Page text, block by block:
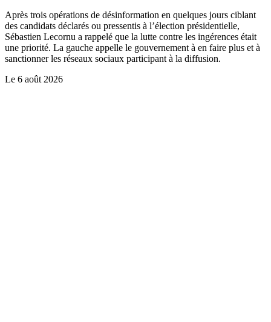
Après trois opérations de désinformation en quelques jours ciblant
des candidats déclarés ou pressentis à l’élection présidentielle,
Sébastien Lecornu a rappelé que la lutte contre les ingérences était
une priorité. La gauche appelle le gouvernement à en faire plus et à
sanctionner les réseaux sociaux participant à la diffusion.
Le 6 août 2026